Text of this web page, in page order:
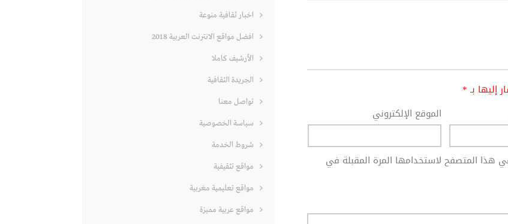
إليها بـ*
الموقع الإلكتروني
هذا المتصفح لاستخدامها المرة المقبلة في
اخبار ثقافية منوعة
افضل مواقع الانترنت العربية 2018
الأرشيف كاملا
الجريدة الثقافية
تواصل معنا
سياسة الخصوصية
شروط الخدمة
مواقع تثقيفية
مواقع تعليمية مغربية
مواقع عربية مميزة